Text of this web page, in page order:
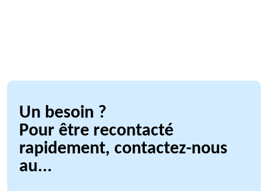
Un besoin ?
Pour être recontacté
rapidement, contactez-nous
au...